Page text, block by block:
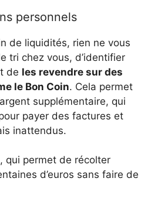
personnels
de liquidités, rien ne vous
tri chez vous, d’identifier
de les revendre sur des
le Bon Coin. Cela permet
supplémentaire, qui
payer des factures et
inattendus.
qui permet de récolter
d’euros sans faire de